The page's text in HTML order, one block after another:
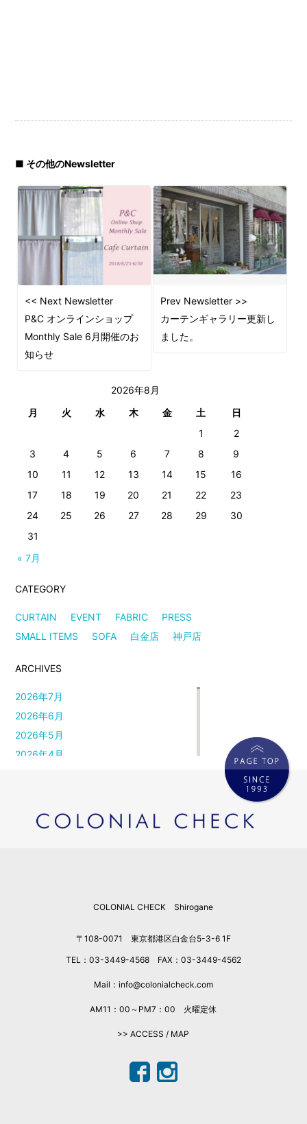
■ その他のNewsletter
<< Next Newsletter
P&C オンラインショップ
Monthly Sale 6月開催のお
知らせ
Prev Newsletter >>
カーテンギャラリー更新し
ました。
2026年8月
月
火 水 木 金 土 日
« 7月
1
2
3
4 5 6 7 8
9
10
11 12 13 14 15
16
17
18 19 20 21 22
23
24
25 26 27 28 29
30
31
CATEGORY
CURTAIN EVENT FABRIC
PRESS
SMALL ITEMS
SOFA 白金店 神戸店
ARCHIVES
2026年7月
2026年6月
2026年5月
2026年4月
2026年1月
2025年12月
COLONIAL CHECK Shirogane
〒108-0071 東京都港区白金台5-3-6 1F
TEL：03-3449-4568 FAX：03-3449-4562
Mail：info@colonialcheck.com
AM11：00～PM7：00 火曜定休
>> ACCESS / MAP